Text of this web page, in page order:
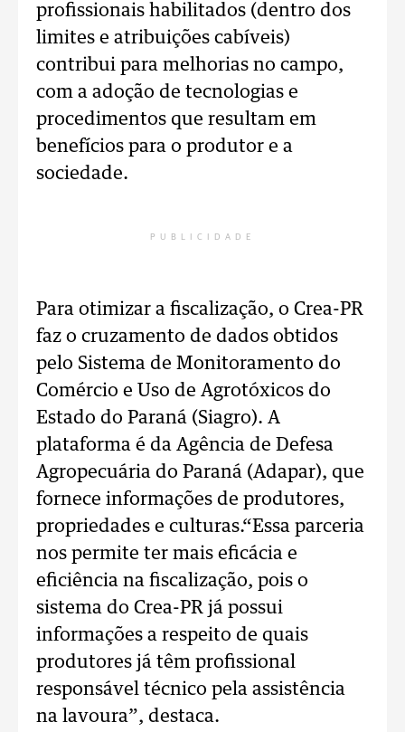
profissionais habilitados (dentro dos
limites e atribuições cabíveis)
contribui para melhorias no campo,
com a adoção de tecnologias e
procedimentos que resultam em
benefícios para o produtor e a
sociedade.
PUBLICIDADE
Para otimizar a fiscalização, o Crea-PR
faz o cruzamento de dados obtidos
pelo Sistema de Monitoramento do
Comércio e Uso de Agrotóxicos do
Estado do Paraná (Siagro). A
plataforma é da Agência de Defesa
Agropecuária do Paraná (Adapar), que
fornece informações de produtores,
propriedades e culturas.“Essa parceria
nos permite ter mais eficácia e
eficiência na fiscalização, pois o
sistema do Crea-PR já possui
informações a respeito de quais
produtores já têm profissional
responsável técnico pela assistência
na lavoura”, destaca.